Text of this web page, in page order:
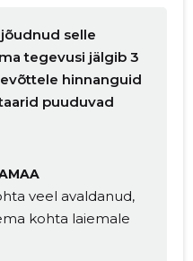
selle
tegevusi jälgib 3
hinnanguid
puuduvad
veel avaldanud,
kohta laiemale